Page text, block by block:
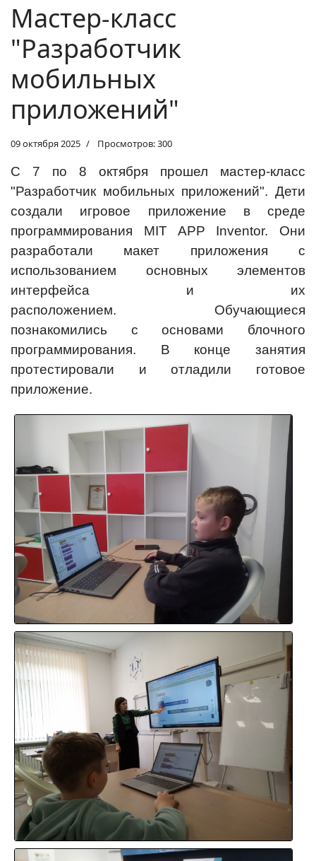
Мастер-класс
"Разработчик
мобильных
приложений"
09 октября 2025 Просмотров: 300
С 7 по 8 октября прошел мастер-класс
"Разработчик мобильных приложений". Дети
создали игровое приложение в среде
программирования MIT APP Inventor. Они
разработали макет приложения с
использованием основных элементов
интерфейса и их
расположением. Обучающиеся
познакомились с основами блочного
программирования. В конце занятия
протестировали и отладили готовое
приложение.